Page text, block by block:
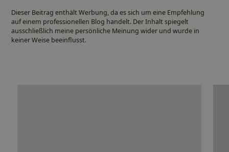
Dieser Beitrag enthält Werbung, da es sich um eine Empfehlung
auf einem professionellen Blog handelt. Der Inhalt spiegelt
ausschließlich meine persönliche Meinung wider und wurde in
keiner Weise beeinflusst.